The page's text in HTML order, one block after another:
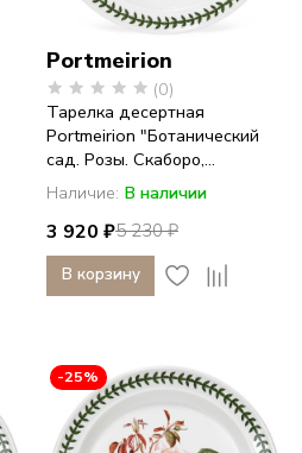
Portmeirion
(0)
Тарелка десертная
Portmeirion "Ботанический
сад. Розы. Скаборо,...
Наличие: В наличии
5 230 ₽
3 920 ₽
В корзину
-25%